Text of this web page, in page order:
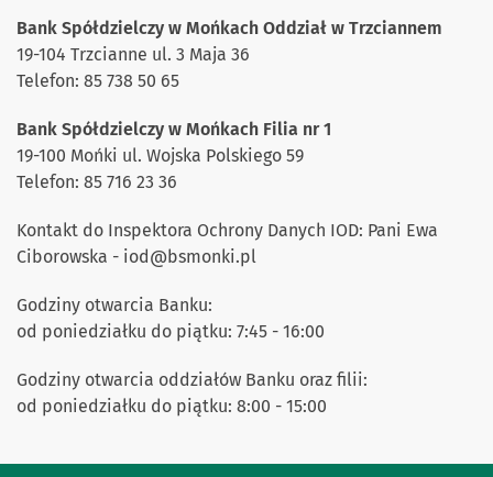
Bank Spółdzielczy w Mońkach Oddział w Trzciannem
19-104 Trzcianne ul. 3 Maja 36
Telefon: 85 738 50 65
Bank Spółdzielczy w Mońkach Filia nr 1
19-100 Mońki ul. Wojska Polskiego 59
Telefon: 85 716 23 36
Kontakt do Inspektora Ochrony Danych IOD: Pani Ewa
Ciborowska - iod@bsmonki.pl
Godziny otwarcia Banku:
od poniedziałku do piątku: 7:45 - 16:00
Godziny otwarcia oddziałów Banku oraz filii:
od poniedziałku do piątku: 8:00 - 15:00